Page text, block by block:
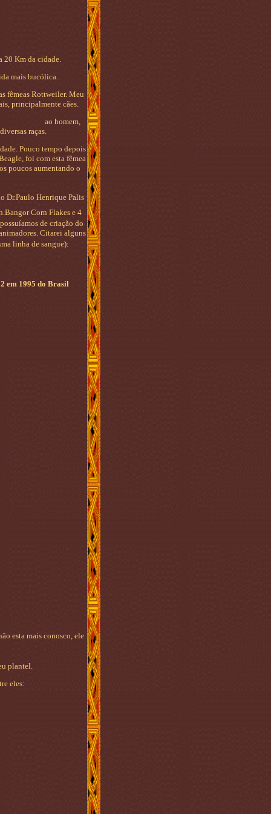
20 Km da cidade.
mais bucólica.
fêmeas Rottweiler. Meu
principalmente cães.
junto ao homem,
raças.
Pouco tempo depois
foi com esta fêmea
poucos aumentando o
Dr.Paulo Henrique Palis
Corn Flakes e 4
de criação do
Citarei alguns
linha de sangue):
em 1995 do Brasil
esta mais conosco, ele
plantel.
eles: